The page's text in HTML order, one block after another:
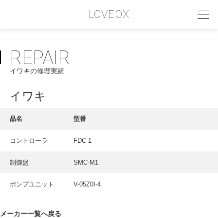
LOVEOX
PHILOSOPHY
フィロソフィー
COMPANY PROFILE
INTERVIEW
お客様インタビュー
RECRUIT
REPAIR
イワキの修理実績
イワキ
品名 型番
コントローラ FDC-1
制御盤 SMC-M1
ポンプユニット V-05Z0I-4
メーカー一覧へ戻る